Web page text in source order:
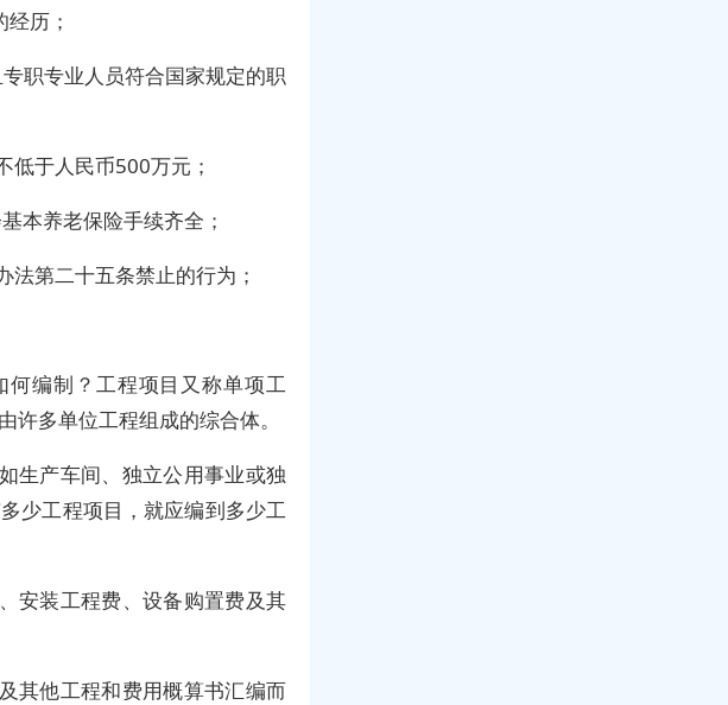
历；
职专业人员符合国家规定的职
低于人民币500万元；
本养老保险手续齐全；
法第二十五条禁止的行为；
编制？工程项目又称单项工
多单位工程组成的综合体。
生产车间、独立公用事业或独
少工程项目，就应编到多少工
安装工程费、设备购置费及其
其他工程和费用概算书汇编而